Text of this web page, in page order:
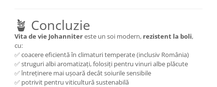
🪴 Concluzie
Vita de vie Johannitereste un soi modern, rezistent la boli,
cu:
✅ coacere eficientă în climaturi temperate (inclusiv România)
✅ struguri albi aromatizați, folosiți pentru vinuri albe plăcute
✅ întreținere mai ușoară decât soiurile sensibile
✅ potrivit pentru viticultură sustenabilă